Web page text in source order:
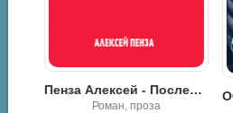
Пенза Алексей - Последний из холостяков
Роман, проза